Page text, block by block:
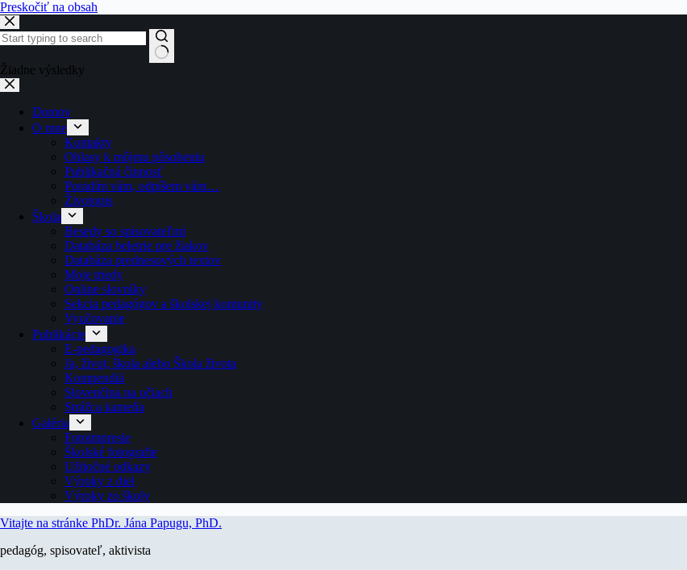
Preskočiť na obsah
Žiadne výsledky
Domov
O mne
Kontakty
Ohlasy k môjmu pôsobeniu
Publikačná činnosť
Poradím vám, odpíšem vám…
Životopis
Škola
Besedy so spisovateľmi
Databáza beletrie pre žiakov
Databáza prednesových textov
Moje triedy
Online slovníky
Sekcia pedagógov a školskej komunity
Vyučovanie
Publikácie
E-pedagogika
Ja, život, škola alebo Škola života
Kompendiá
Slovenčina na očiach
Strážca kameňa
Galéria
Fotoimpresie
Školské fotografie
Užitočné odkazy
Výroky z diel
Výroky zo školy
Vitajte na stránke PhDr. Jána Papugu, PhD.
pedagóg, spisovateľ, aktivista